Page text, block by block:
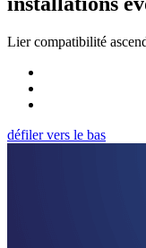
Lier compatibilité
défiler vers le bas